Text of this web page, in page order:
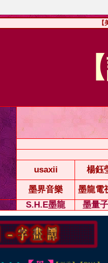
usaxii 楊鈺
墨界音樂 墨龍電
S.H.E墨龍 墨量